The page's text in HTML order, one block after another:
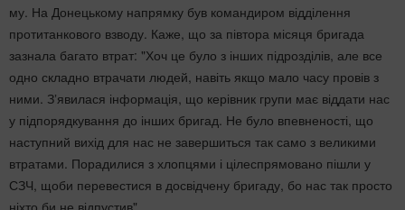
му. На Донецькому напрямку був командиром відділення
протитанкового взводу. Каже, що за півтора місяця бригада
зазнала багато втрат: "Хоч це було з інших підрозділів, але все
одно складно втрачати людей, навіть якщо мало часу провів з
ними. Зʼявилася інформація, що керівник групи має віддати нас
у підпорядкування до інших бригад. Не було впевненості, що
наступний вихід для нас не завершиться так само з великими
втратами. Порадилися з хлопцями і цілеспрямовано пішли у
СЗЧ, щоби перевестися в досвідчену бригаду, бо нас так просто
ніхто би не відпустив".